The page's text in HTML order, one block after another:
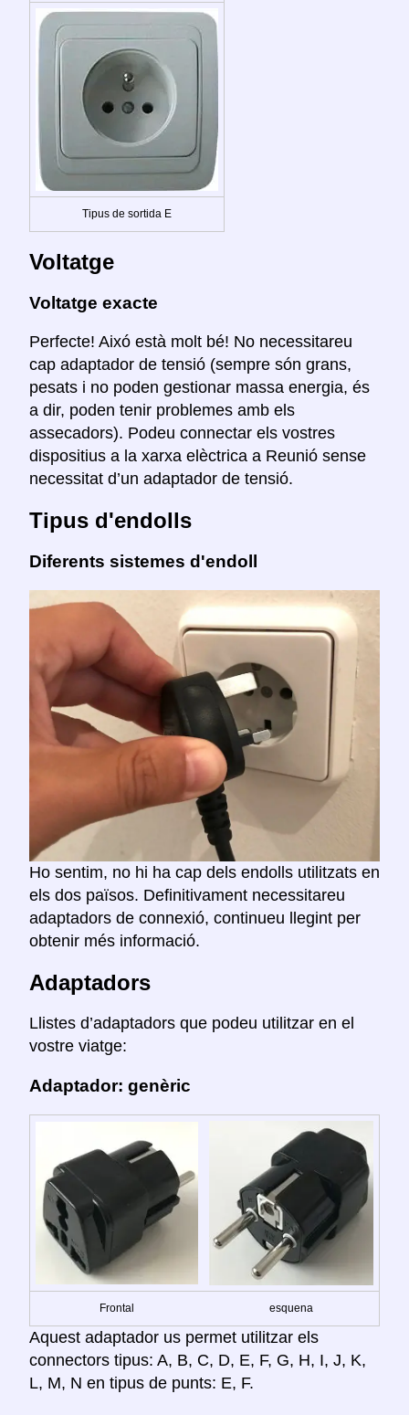
Tipus de sortida E
Voltatge
Voltatge exacte
Perfecte! Aixó està molt bé! No necessitareu
cap adaptador de tensió (sempre són grans,
pesats i no poden gestionar massa energia, és
a dir, poden tenir problemes amb els
assecadors). Podeu connectar els vostres
dispositius a la xarxa elèctrica a Reunió sense
necessitat d’un adaptador de tensió.
Tipus d'endolls
Diferents sistemes d'endoll
Ho sentim, no hi ha cap dels endolls utilitzats en
els dos països. Definitivament necessitareu
adaptadors de connexió, continueu llegint per
obtenir més informació.
Adaptadors
Llistes d’adaptadors que podeu utilitzar en el
vostre viatge:
Adaptador: genèric
Frontal esquena
Aquest adaptador us permet utilitzar els
connectors tipus: A, B, C, D, E, F, G, H, I, J, K,
L, M, N en tipus de punts: E, F.